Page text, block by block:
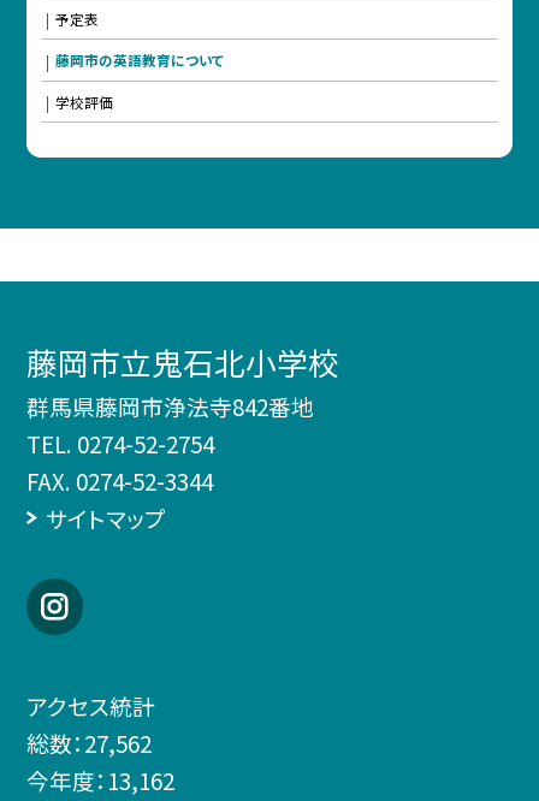
予定表
藤岡市の英語教育について
学校評価
藤岡市立鬼石北小学校
群馬県藤岡市浄法寺842番地
TEL. 0274-52-2754
FAX. 0274-52-3344
サイトマップ
アクセス統計
総数：27,562
今年度： 13,162